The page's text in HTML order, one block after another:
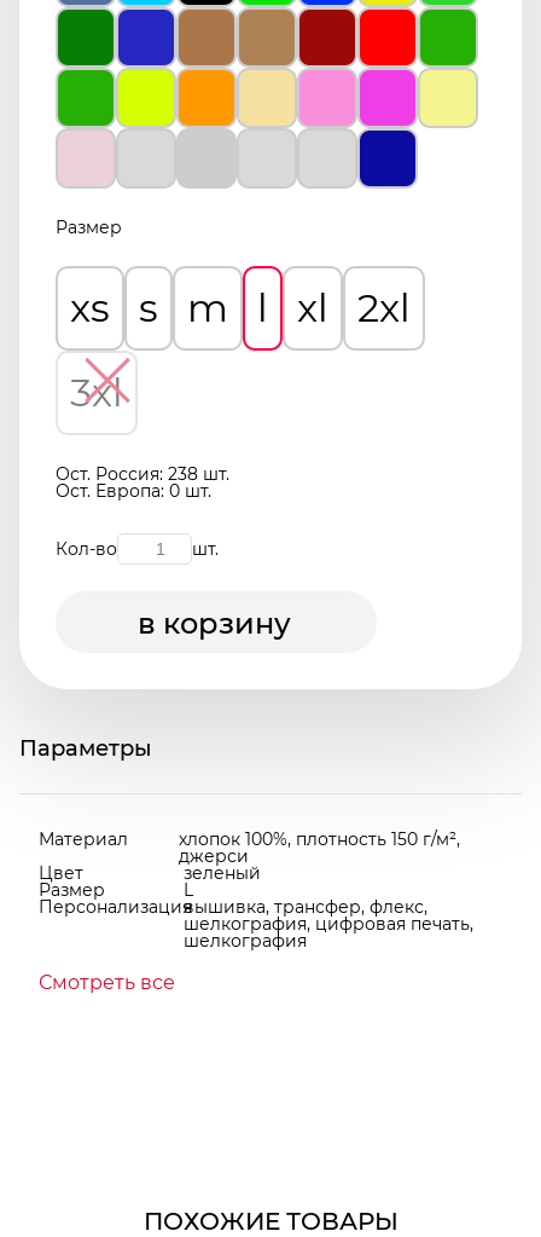
Размер
xs s m l xl
2xl
3xl
Ост. Россия: 238 шт.
Ост. Европа: 0 шт.
Кол-во шт.
в корзину
Параметры
Материал хлопок 100%, плотность 150 г/м²,
джерси
Цвет зеленый
Размер L
Персонализациявышивка, трансфер, флекс,
шелкография, цифровая печать,
шелкография
Смотреть все
ПОХОЖИЕ ТОВАРЫ